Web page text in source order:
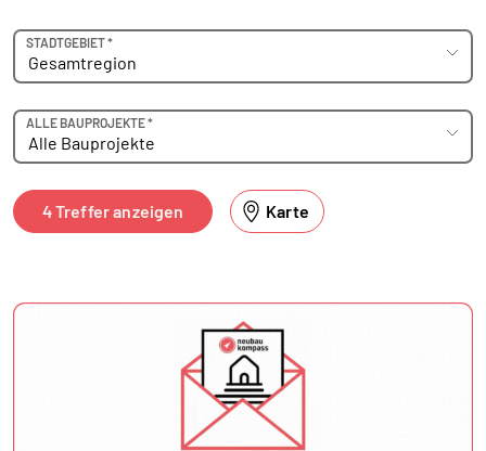
STADTGEBIET *
ALLE BAUPROJEKTE *
4 Treffer anzeigen Karte